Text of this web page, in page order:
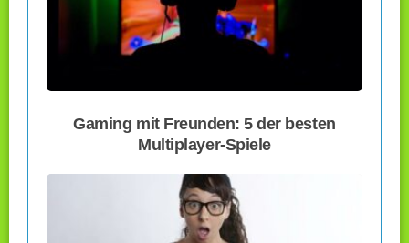
Gaming mit Freunden: 5 der besten
Multiplayer-Spiele